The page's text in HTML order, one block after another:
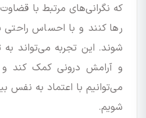
که نگرانی‌های مرتبط با
رها کنند و با احساس
شوند. این تجربه می‌تواند
و آرامش درونی کمک کند
می‌توانیم با اعتماد به نفس
شویم.